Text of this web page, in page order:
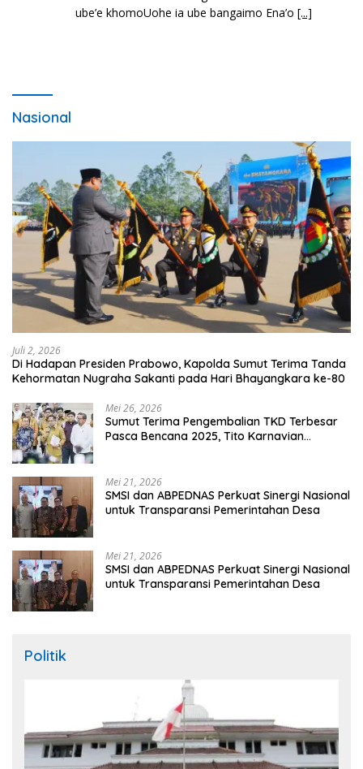
ube’e khomoUohe ia ube bangaimo Ena’o [...]
Nasional
Juli 2, 2026
Di Hadapan Presiden Prabowo, Kapolda Sumut Terima Tanda
Kehormatan Nugraha Sakanti pada Hari Bhayangkara ke-80
Mei 26, 2026
Sumut Terima Pengembalian TKD Terbesar
Pasca Bencana 2025, Tito Karnavian
Mei 21, 2026
SMSI dan ABPEDNAS Perkuat Sinergi Nasional
untuk Transparansi Pemerintahan Desa
Mei 21, 2026
SMSI dan ABPEDNAS Perkuat Sinergi Nasional
untuk Transparansi Pemerintahan Desa
Politik